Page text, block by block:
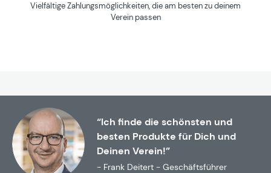
Vielfältige Zahlungsmöglichkeiten, die am besten zu deinem
Verein passen
“Ich finde die schönsten und
besten Produkte für Dich und
Deinen Verein!”
- Frank Deitert - Geschäftsführer